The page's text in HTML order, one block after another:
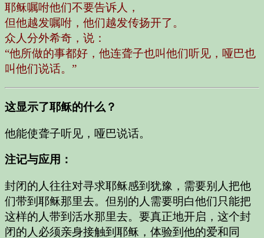
耶稣嘱咐他们不要告诉人，
但他越发嘱咐，他们越发传扬开了。
众人分外希奇，说：
“他所做的事都好，他连聋子也叫他们听见，哑巴也
叫他们说话。”
这显示了耶稣的什么？
他能使聋子听见，哑巴说话。
注记与应用：
封闭的人往往对寻求耶稣感到犹豫，需要别人把他
们带到耶稣那里去。但别的人需要明白他们只能把
这样的人带到活水那里去。要真正地开启，这个封
闭的人必须亲身接触到耶稣，体验到他的爱和同